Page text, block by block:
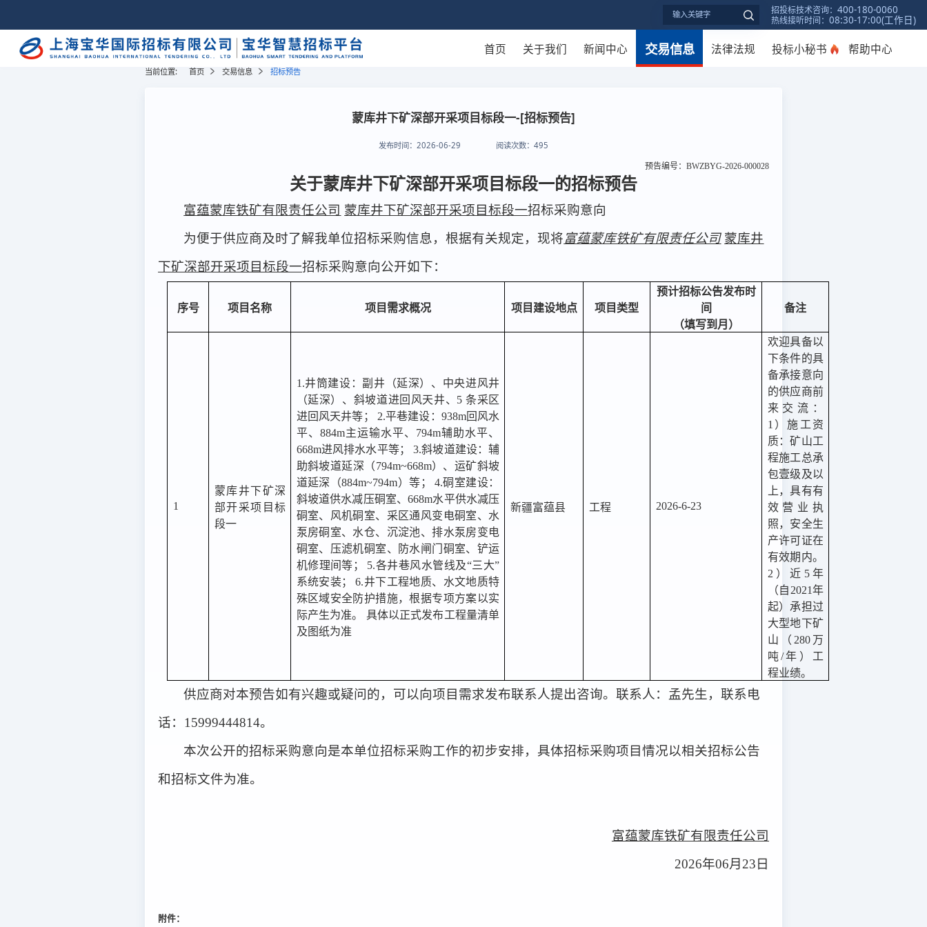
招投标技术咨询：400-180-0060
热线接听时间：08:30-17:00(工作日)
首页 关于我们 新闻中心 交易信息 法律法规 投标小秘书 帮助中心
当前位置: 首页 交易信息 招标预告
蒙库井下矿深部开采项目标段一-[招标预告]
发布时间： 2026-06-29 阅读次数：495
预告编号： BWZBYG-2026-000028
关于蒙库井下矿深部开采项目标段一的招标预告
富蕴蒙库铁矿有限责任公司 蒙库井下矿深部开采项目标段一招标采购意向
为便于供应商及时了解我单位招标采购信息，根据有关规定，现将富蕴蒙库铁矿有限责任公司 蒙库井
下矿深部开采项目标段一招标采购意向公开如下：
序号 项目名称 项目 需求概况 项目建设地点 项目类型
预计招标公告发布时
间
（填写到月）
备注
1
蒙库井下矿深
部开采项目标
段一
1.井筒建设：副井（延深）、中央进风井
（延深）、斜坡道进回风天井、5 条采区
进回风天井等； 2.平巷建设：938m回风水
平、884m主运输水平、794m辅助水平、
668m进风排水水平等； 3.斜坡道建设：辅
助斜坡道延深（794m~668m）、运矿斜坡
道延深（884m~794m）等； 4.硐室建设：
斜坡道供水减压硐室、668m水平供水减压
硐室、风机硐室、采区通风变电硐室、水
泵房硐室、水仓、沉淀池、排水泵房变电
硐室、压滤机硐室、防水闸门硐室、铲运
机修理间等； 5.各井巷风水管线及“三大”
系统安装； 6.井下工程地质、水文地质特
殊区域安全防护措施，根据专项方案以实
际产生为准。 具体以正式发布工程量清单
及图纸为准
新疆富蕴县 工程 2026-6-23
欢迎具备以
下条件的具
备承接意向
的供应商前
来交流：
1）施工资
质：矿山工
程施工总承
包壹级及以
上，具有有
效营业执
照，安全生
产许可证在
有效期内。
2）近5年
（自2021年
起）承担过
大型地下矿
山（280万
吨/年）工
程业绩。
供应商对本预告如有兴趣或疑问的，可以向项目需求发布联系人提出咨询。联系人： 孟先生，联系电
话：15999444814。
本次公开的招标采购意向是本单位招标采购工作的初步安排，具体招标采购项目情况以相关招标公告
和招标文件为准。
富蕴蒙库铁矿有限责任公司
2026年06月23日
附件：